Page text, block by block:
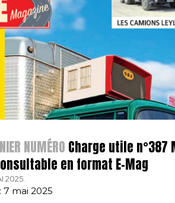
NUMÉRO Charge utile n°387
en format E-Mag
2025.
7 mai 2025